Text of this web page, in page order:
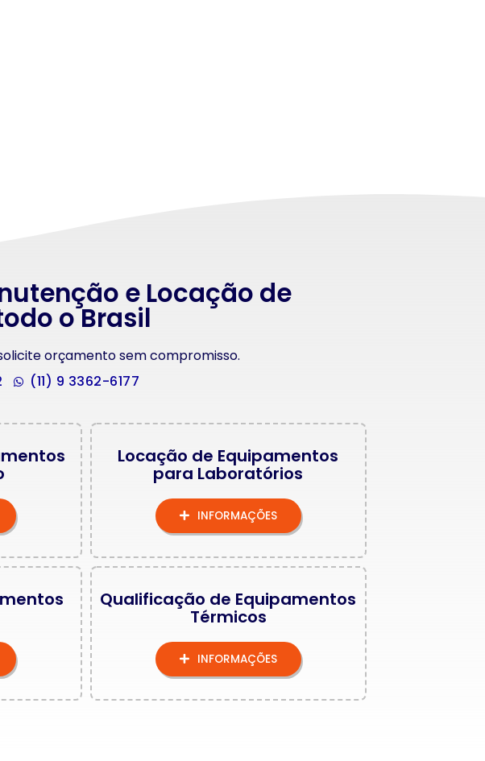
e Locação de
o Brasil
orçamento sem compromisso.
(11) 9 3362-6177
Locação de Equipamentos
para Laboratórios
INFORMAÇÕES
Qualificação de Equipamentos
Térmicos
INFORMAÇÕES